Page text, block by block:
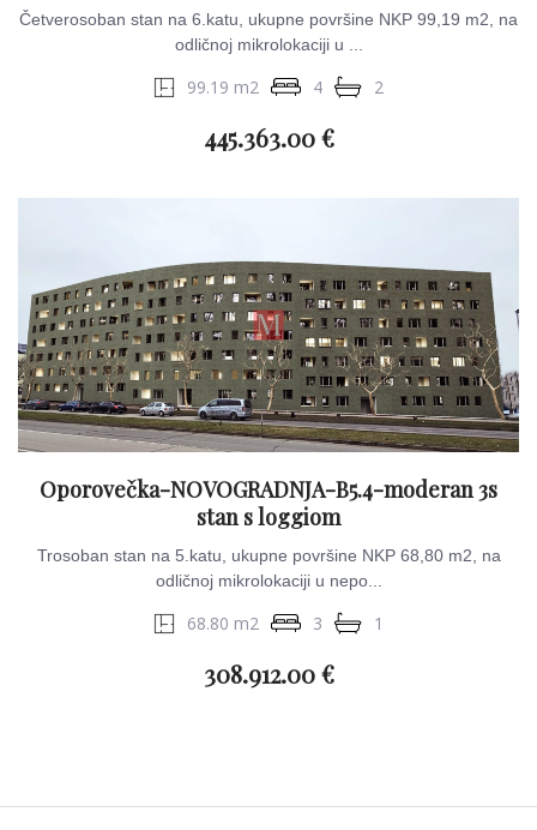
Četverosoban stan na 6.katu, ukupne površine NKP 99,19 m2, na
odličnoj mikrolokaciji u ...
99.19 m2 4 2
445.363.00 €
Oporovečka-NOVOGRADNJA-B5.4-moderan 3s
stan s loggiom
Trosoban stan na 5.katu, ukupne površine NKP 68,80 m2, na
odličnoj mikrolokaciji u nepo...
68.80 m2 3 1
308.912.00 €